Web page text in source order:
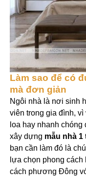
Làm sao để có
mà đơn giản
Ngôi nhà là nơi sinh
viên trong gia đình,
loa hay nhanh
xây dựng mẫu nhà 1
bạn cần làm đó là
lựa chọn phong
cách phương Đông